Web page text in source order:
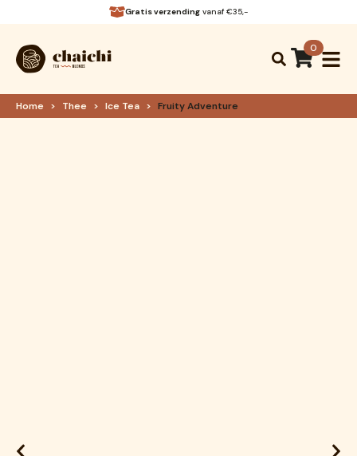
Gratis verzendingvanaf €35,-
for:
0
Home Thee Ice Tea Fruity Adventure